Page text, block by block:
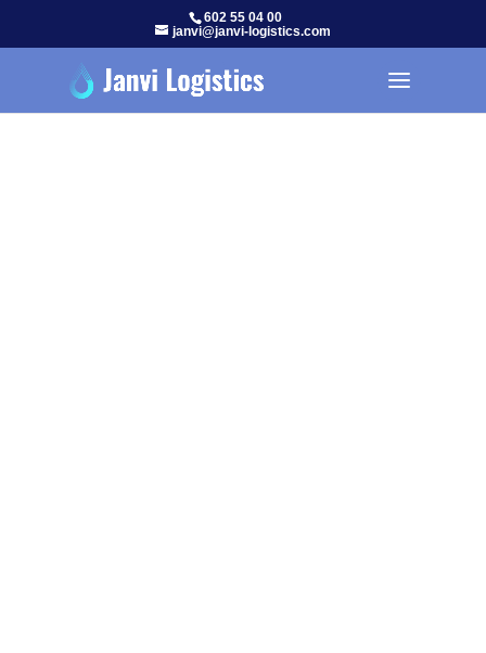
602 55 04 00
janvi@janvi-logistics.com